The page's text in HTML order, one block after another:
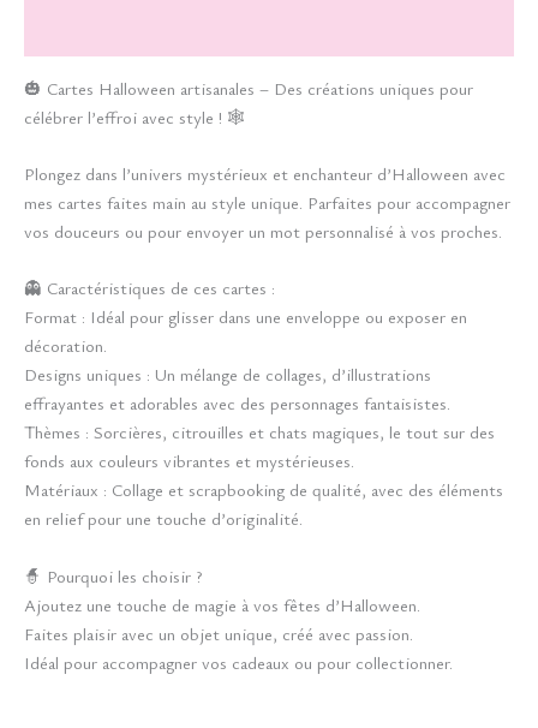
🎃 Cartes Halloween artisanales – Des créations uniques pour
célébrer l’effroi avec style ! 🕸️
Plongez dans l’univers mystérieux et enchanteur d’Halloween avec
mes cartes faites main au style unique. Parfaites pour accompagner
vos douceurs ou pour envoyer un mot personnalisé à vos proches.
👻 Caractéristiques de ces cartes :
Format : Idéal pour glisser dans une enveloppe ou exposer en
décoration.
Designs uniques : Un mélange de collages, d’illustrations
effrayantes et adorables avec des personnages fantaisistes.
Thèmes : Sorcières, citrouilles et chats magiques, le tout sur des
fonds aux couleurs vibrantes et mystérieuses.
Matériaux : Collage et scrapbooking de qualité, avec des éléments
en relief pour une touche d’originalité.
🧙 Pourquoi les choisir ?
Ajoutez une touche de magie à vos fêtes d’Halloween.
Faites plaisir avec un objet unique, créé avec passion.
Idéal pour accompagner vos cadeaux ou pour collectionner.